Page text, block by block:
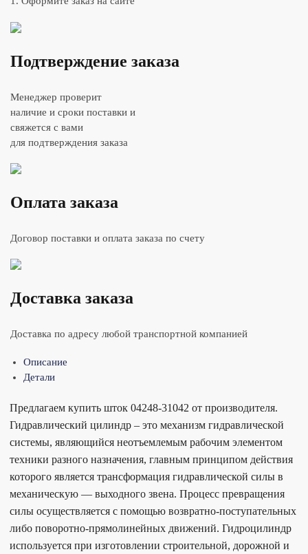
Подтверждение заказа
Менеджер проверит
наличие и сроки поставки и
свяжется с вами
для подтверждения заказа
Оплата заказа
Договор поставки и оплата заказа по счету
Доставка заказа
Доставка по адресу любой транспортной компанией
Описание
Детали
Предлагаем купить шток 04248-31042 от производителя.
Гидравлический цилиндр – это механизм гидравлической
системы, являющийся неотъемлемым рабочим элементом
техники разного назначения, главным принципом действия
которого является трансформация гидравлической силы в
механическую — выходного звена. Процесс превращения
силы осуществляется с помощью возвратно-поступательных
либо поворотно-прямолинейных движений. Гидроцилиндр
используется при изготовлении строительной, дорожной и